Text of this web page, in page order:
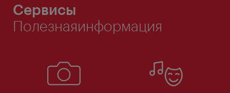
Сервисы
Полезнаяинформация